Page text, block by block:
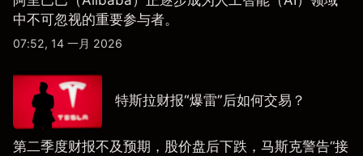
中不可忽视的重要参与者。
07:52, 14 一月 2026
特斯拉财报“爆雷”后如何交易？
第二季度财报不及预期，股价盘后下跌，马斯克警告“接